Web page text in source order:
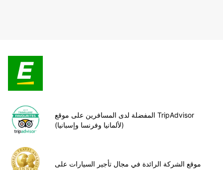
المفضلة لدى المسافرين على موقع TripAdvisor
(لألمانيا وفرنسا وإسبانيا)
موقع الشركة الرائدة في مجال تأجير السيارات على